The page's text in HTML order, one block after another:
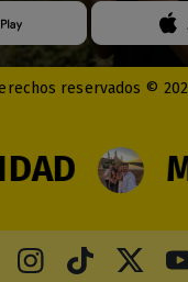
reservados ©